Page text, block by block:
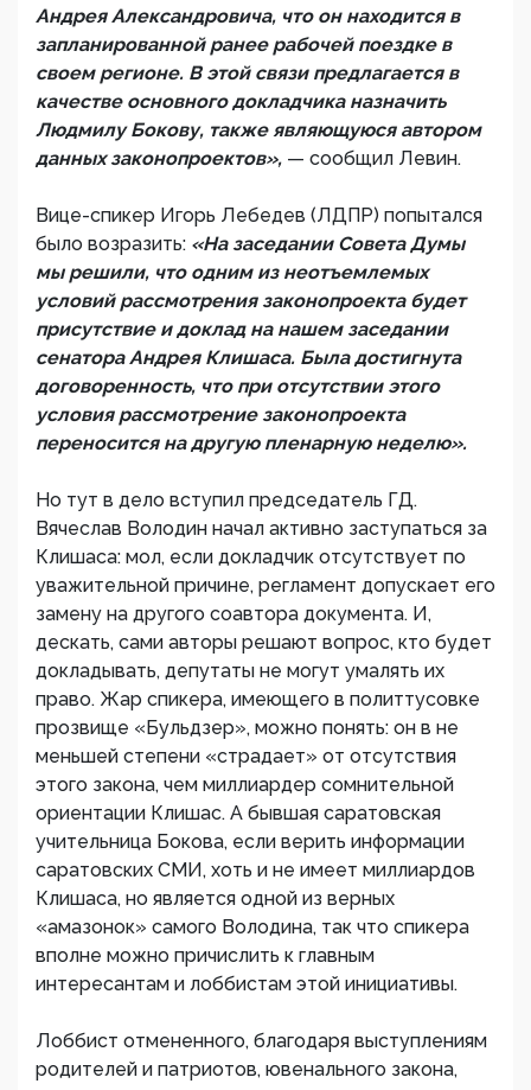
Андрея Александровича, что он находится в
запланированной ранее рабочей поездке в
своем регионе. В этой связи предлагается в
качестве основного докладчика назначить
Людмилу Бокову, также являющуюся автором
данных законопроектов», — сообщил Левин.
Вице-спикер Игорь Лебедев (ЛДПР) попытался
было возразить: «На заседании Совета Думы
мы решили, что одним из неотъемлемых
условий рассмотрения законопроекта будет
присутствие и доклад на нашем заседании
сенатора Андрея Клишаса. Была достигнута
договоренность, что при отсутствии этого
условия рассмотрение законопроекта
переносится на другую пленарную неделю».
Но тут в дело вступил председатель ГД.
Вячеслав Володин начал активно заступаться за
Клишаса: мол, если докладчик отсутствует по
уважительной причине, регламент допускает его
замену на другого соавтора документа. И,
дескать, сами авторы решают вопрос, кто будет
докладывать, депутаты не могут умалять их
право. Жар спикера, имеющего в политтусовке
прозвище «Бульдзер», можно понять: он в не
меньшей степени «страдает» от отсутствия
этого закона, чем миллиардер сомнительной
ориентации Клишас. А бывшая саратовская
учительница Бокова, если верить информации
саратовских СМИ, хоть и не имеет миллиардов
Клишаса, но является одной из верных
«амазонок» самого Володина, так что спикера
вполне можно причислить к главным
интересантам и лоббистам этой инициативы.
Лоббист отмененного, благодаря выступлениям
родителей и патриотов, ювенального закона,